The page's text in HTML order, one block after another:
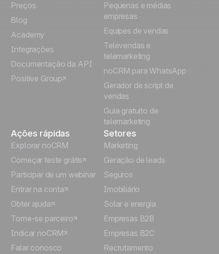
Français
Español
Italiano
Deutsch
Preços
Blog
Academy
Integrações
Documentação da API
Positive Group
Pequenas e médias
empresas
Equipes de vendas
Televendas e
telemarketing
noCRM para WhatsApp
Gerador de script de
vendas
Guia gratuito de
telemarketing
Ações rápidas
Explorar noCRM
Começar teste grátis
Participar de um webinar
Entrar na conta
Obter ajuda
Torne-se parceiro
Indicar noCRM
Falar conosco
Setores
Marketing
Geração de leads
Seguros
Imobiliário
Solar e energia
Empresas B2B
Empresas B2C
Recrutamento